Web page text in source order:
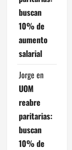
buscan
10% de
aumento
salarial
Jorge en
UOM
reabre
paritarias:
buscan
10% de